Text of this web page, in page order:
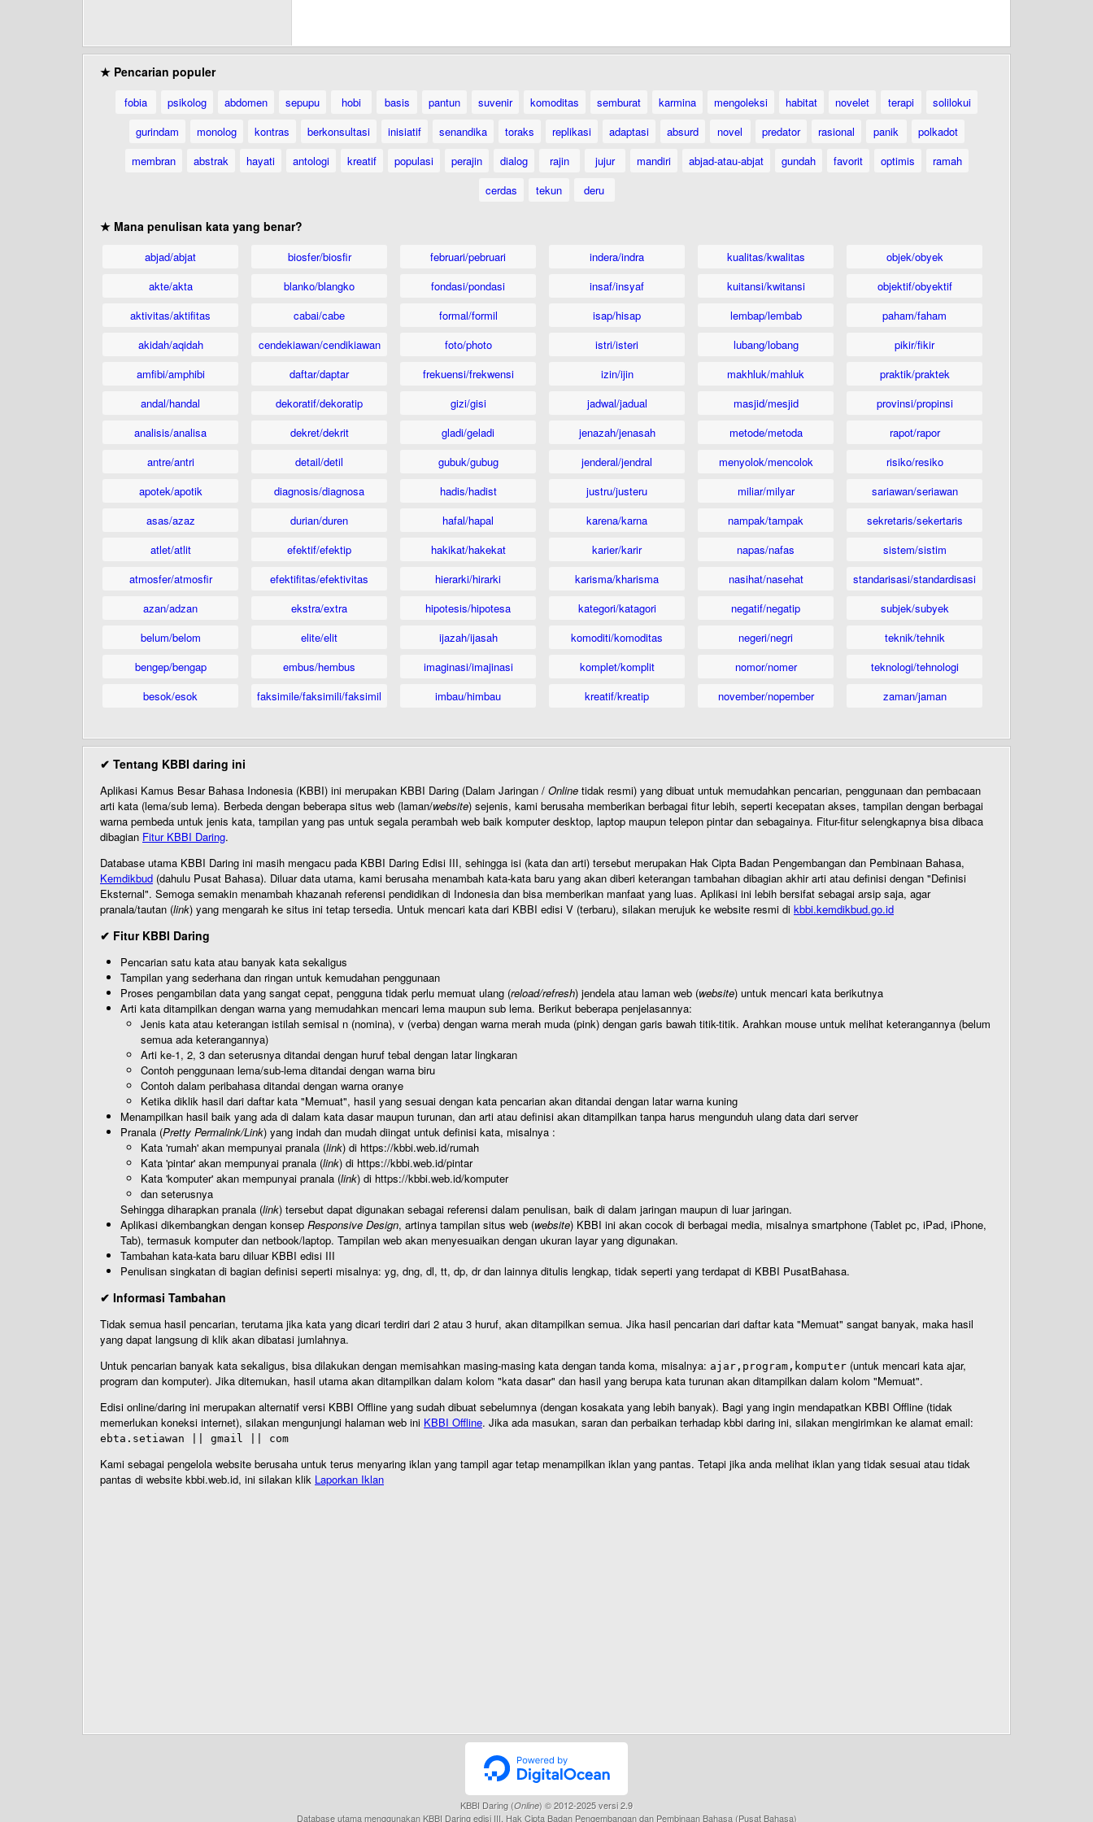
★ Pencarian populer
fobia psikolog abdomen sepupu hobi basis pantun suvenir komoditas semburat karmina mengoleksi habitat novelet terapi
solilokui
gurindam
monolog kontras berkonsultasi inisiatif senandika toraks replikasi adaptasi absurd novel predator rasional panik
polkadot
membran
abstrak hayati antologi kreatif populasi perajin dialog rajin jujur mandiri abjad-atau-abjat gundah favorit optimis
ramah
cerdas
tekun deru
★ Mana penulisan kata yang benar?
abjad/abjat
akte/akta
aktivitas/aktifitas
akidah/aqidah
amfibi/amphibi
andal/handal
analisis/analisa
antre/antri
apotek/apotik
asas/azaz
atlet/atlit
atmosfer/atmosfir
azan/adzan
belum/belom
bengep/bengap
besok/esok
biosfer/biosfir
blanko/blangko
cabai/cabe
cendekiawan/cendikiawan
daftar/daptar
dekoratif/dekoratip
dekret/dekrit
detail/detil
diagnosis/diagnosa
durian/duren
efektif/efektip
efektifitas/efektivitas
ekstra/extra
elite/elit
embus/hembus
faksimile/faksimili/faksimil
februari/pebruari
fondasi/pondasi
formal/formil
foto/photo
frekuensi/frekwensi
gizi/gisi
gladi/geladi
gubuk/gubug
hadis/hadist
hafal/hapal
hakikat/hakekat
hierarki/hirarki
hipotesis/hipotesa
ijazah/ijasah
imaginasi/imajinasi
imbau/himbau
indera/indra
insaf/insyaf
isap/hisap
istri/isteri
izin/ijin
jadwal/jadual
jenazah/jenasah
jenderal/jendral
justru/justeru
karena/karna
karier/karir
karisma/kharisma
kategori/katagori
komoditi/komoditas
komplet/komplit
kreatif/kreatip
kualitas/kwalitas
kuitansi/kwitansi
lembap/lembab
lubang/lobang
makhluk/mahluk
masjid/mesjid
metode/metoda
menyolok/mencolok
miliar/milyar
nampak/tampak
napas/nafas
nasihat/nasehat
negatif/negatip
negeri/negri
nomor/nomer
november/nopember
objek/obyek
objektif/obyektif
paham/faham
pikir/fikir
praktik/praktek
provinsi/propinsi
rapot/rapor
risiko/resiko
sariawan/seriawan
sekretaris/sekertaris
sistem/sistim
standarisasi/standardisasi
subjek/subyek
teknik/tehnik
teknologi/tehnologi
zaman/jaman
✔ Tentang KBBI daring ini
Aplikasi Kamus Besar Bahasa Indonesia (KBBI) ini merupakan KBBI Daring (Dalam Jaringan / Online tidak resmi) yang dibuat untuk memudahkan pencarian, penggunaan dan pembacaan
arti kata (lema/sub lema). Berbeda dengan beberapa situs web (laman/website) sejenis, kami berusaha memberikan berbagai fitur lebih, seperti kecepatan akses, tampilan dengan berbagai
warna pembeda untuk jenis kata, tampilan yang pas untuk segala perambah web baik komputer desktop, laptop maupun telepon pintar dan sebagainya. Fitur-fitur selengkapnya bisa dibaca
dibagian Fitur KBBI Daring.
Database utama KBBI Daring ini masih mengacu pada KBBI Daring Edisi III, sehingga isi (kata dan arti) tersebut merupakan Hak Cipta Badan Pengembangan dan Pembinaan Bahasa,
Kemdikbud (dahulu Pusat Bahasa). Diluar data utama, kami berusaha menambah kata-kata baru yang akan diberi keterangan tambahan dibagian akhir arti atau definisi dengan "Definisi
Eksternal". Semoga semakin menambah khazanah referensi pendidikan di Indonesia dan bisa memberikan manfaat yang luas. Aplikasi ini lebih bersifat sebagai arsip saja, agar
pranala/tautan (link) yang mengarah ke situs ini tetap tersedia. Untuk mencari kata dari KBBI edisi V (terbaru), silakan merujuk ke website resmi di kbbi.kemdikbud.go.id
✔ Fitur KBBI Daring
Pencarian satu kata atau banyak kata sekaligus
Tampilan yang sederhana dan ringan untuk kemudahan penggunaan
Proses pengambilan data yang sangat cepat, pengguna tidak perlu memuat ulang (reload/refresh) jendela atau laman web (website) untuk mencari kata berikutnya
Arti kata ditampilkan dengan warna yang memudahkan mencari lema maupun sub lema. Berikut beberapa penjelasannya:
Jenis kata atau keterangan istilah semisal n (nomina), v (verba) dengan warna merah muda (pink) dengan garis bawah titik-titik. Arahkan mouse untuk melihat keterangannya (belum
semua ada keterangannya)
Arti ke-1, 2, 3 dan seterusnya ditandai dengan huruf tebal dengan latar lingkaran
Contoh penggunaan lema/sub-lema ditandai dengan warna biru
Contoh dalam peribahasa ditandai dengan warna oranye
Ketika diklik hasil dari daftar kata "Memuat", hasil yang sesuai dengan kata pencarian akan ditandai dengan latar warna kuning
Menampilkan hasil baik yang ada di dalam kata dasar maupun turunan, dan arti atau definisi akan ditampilkan tanpa harus mengunduh ulang data dari server
Pranala (Pretty Permalink/Link) yang indah dan mudah diingat untuk definisi kata, misalnya :
Kata 'rumah' akan mempunyai pranala (link) di https://kbbi.web.id/rumah
Kata 'pintar' akan mempunyai pranala (link) di https://kbbi.web.id/pintar
Kata 'komputer' akan mempunyai pranala (link) di https://kbbi.web.id/komputer
dan seterusnya
Sehingga diharapkan pranala (link) tersebut dapat digunakan sebagai referensi dalam penulisan, baik di dalam jaringan maupun di luar jaringan.
Aplikasi dikembangkan dengan konsep Responsive Design, artinya tampilan situs web (website) KBBI ini akan cocok di berbagai media, misalnya smartphone (Tablet pc, iPad, iPhone,
Tab), termasuk komputer dan netbook/laptop. Tampilan web akan menyesuaikan dengan ukuran layar yang digunakan.
Tambahan kata-kata baru diluar KBBI edisi III
Penulisan singkatan di bagian definisi seperti misalnya: yg, dng, dl, tt, dp, dr dan lainnya ditulis lengkap, tidak seperti yang terdapat di KBBI PusatBahasa.
✔ Informasi Tambahan
Tidak semua hasil pencarian, terutama jika kata yang dicari terdiri dari 2 atau 3 huruf, akan ditampilkan semua. Jika hasil pencarian dari daftar kata "Memuat" sangat banyak, maka hasil
yang dapat langsung di klik akan dibatasi jumlahnya.
Untuk pencarian banyak kata sekaligus, bisa dilakukan dengan memisahkan masing-masing kata dengan tanda koma, misalnya: ajar,program,komputer (untuk mencari kata ajar,
program dan komputer). Jika ditemukan, hasil utama akan ditampilkan dalam kolom "kata dasar" dan hasil yang berupa kata turunan akan ditampilkan dalam kolom "Memuat".
Edisi online/daring ini merupakan alternatif versi KBBI Offline yang sudah dibuat sebelumnya (dengan kosakata yang lebih banyak). Bagi yang ingin mendapatkan KBBI Offline (tidak
memerlukan koneksi internet), silakan mengunjungi halaman web ini KBBI Offline. Jika ada masukan, saran dan perbaikan terhadap kbbi daring ini, silakan mengirimkan ke alamat email:
ebta.setiawan || gmail || com
Kami sebagai pengelola website berusaha untuk terus menyaring iklan yang tampil agar tetap menampilkan iklan yang pantas. Tetapi jika anda melihat iklan yang tidak sesuai atau tidak
pantas di website kbbi.web.id, ini silakan klik Laporkan Iklan
KBBI Daring (Online) © 2012-2025 versi 2.9
Database utama menggunakan KBBI Daring edisi III, Hak Cipta Badan Pengembangan dan Pembinaan Bahasa (Pusat Bahasa)